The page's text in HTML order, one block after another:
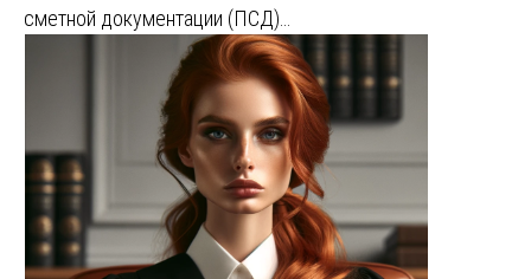
сметной документации (ПСД)…